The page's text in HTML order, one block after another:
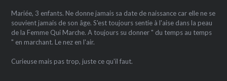
Mariée, 3 enfants. Ne donne jamais sa date de naissance car elle ne se
souvient jamais de son âge. S'est toujours sentie à l'aise dans la peau
de la Femme Qui Marche. A toujours su donner " du temps au temps
" en marchant. Le nez en l'air.
Curieuse mais pas trop, juste ce qu'il faut.